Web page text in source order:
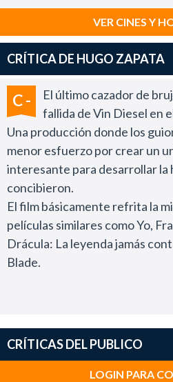
VER CINES Y
CRÍTICA DE HUGO ZAPATA
C -
El último cazador de
fallida de Vin Diesel en
Una producción donde los
menor esfuerzo por crear un
interesante para desarrollar la
concibieron.
El film básicamente refrita la
películas similares como Yo,
Drácula: La leyenda jamás
Blade.
acción.
siendo un bodrio denso de
CRÍTICAS DEL PUBLICO
LOGIN PARA